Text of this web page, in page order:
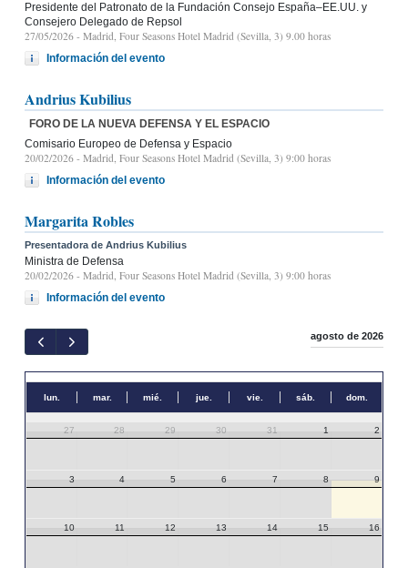
Presidente del Patronato de la Fundación Consejo España–EE.UU. y
Consejero Delegado de Repsol
27/05/2026 - Madrid, Four Seasons Hotel Madrid (Sevilla, 3) 9.00 horas
Información del evento
Andrius Kubilius
FORO DE LA NUEVA DEFENSA Y EL ESPACIO
Comisario Europeo de Defensa y Espacio
20/02/2026 - Madrid, Four Seasons Hotel Madrid (Sevilla, 3) 9:00 horas
Información del evento
Margarita Robles
Presentadora de Andrius Kubilius
Ministra de Defensa
20/02/2026 - Madrid, Four Seasons Hotel Madrid (Sevilla, 3) 9:00 horas
Información del evento
agosto de 2026
lun. mar. mié. jue. vie. sáb. dom.
27 28 29 30 31 1 2
3 4 5 6 7 8 9
10 11 12 13 14 15 16